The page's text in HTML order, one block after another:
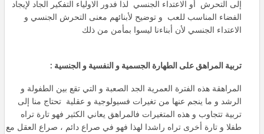
إلى التحرش أو الاعتداء الجنسي لذا فدور الاولياء التفكير الجاد لإيجاد
الفضاء المناسب للعب و توضيح لأبنائهم معنى التحرش الجنسي و
الاعتداء الجنسي لأن أبناءنا ليسوا بمأمن من ذلك
تربية المراهق على الطهارة الجسمية و النفسية و الجنسية :
المراهقة هذه الفترة العمرية الجد الصعبة و التي تقع بين الطفولة و
الرشد و ما ينجم عنها من تغيرات فسيولوجية و عقلية تحتاج منا إلى
تربية تتجاوب و هذه المتغيرات فالمراهق يعاني الكثير فهو تارة تراه
طفلا و تارة أخرى تراه راشدا لهذا فهو في صراع دائم ، صراع العقل مع